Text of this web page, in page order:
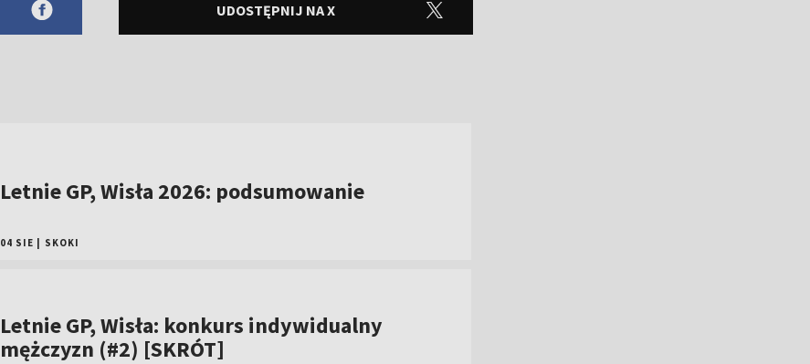
UDOSTĘPNIJ NA X
Letnie GP, Wisła 2026: podsumowanie
04 SIE SKOKI
Letnie GP, Wisła: konkurs indywidualny
mężczyzn (#2) [SKRÓT]